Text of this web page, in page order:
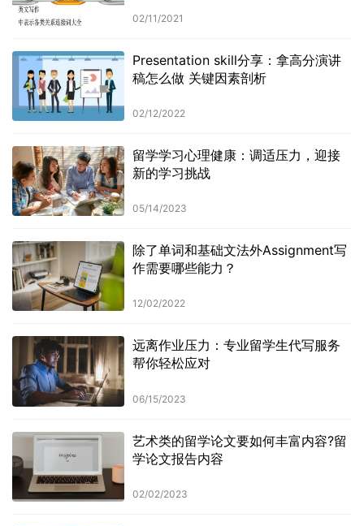
02/11/2021
Presentation skill分享：拿高分演讲
稿怎么做 关键因素剖析
02/12/2022
留学学习心理健康：调适压力，迎接
新的学习挑战
05/14/2023
除了单词和基础文法外Assignment写
作需要哪些能力？
12/02/2022
远离作业压力：专业留学生代写服务
帮你轻松应对
06/15/2023
艺术类的留学论文要如何丰富内容?留
学论文报告内容
02/02/2023